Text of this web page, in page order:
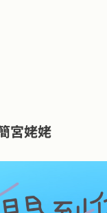
宮姥姥